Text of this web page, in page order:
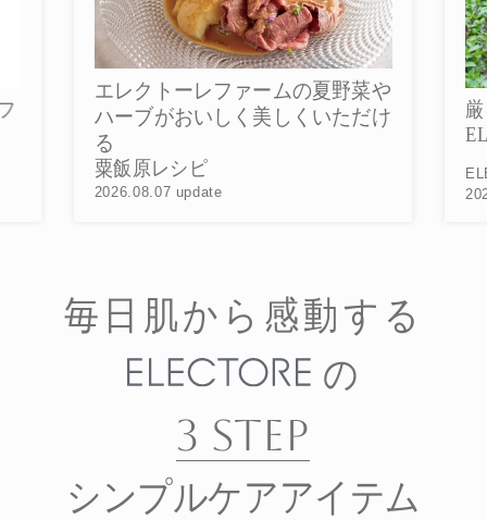
ーレファームの夏野菜や
おいしく美しくいただけ
厳しい暑さのなか
ELECTORE FARM
毎日肌から感動する
の
3 STEP
シンプルケアアイテム